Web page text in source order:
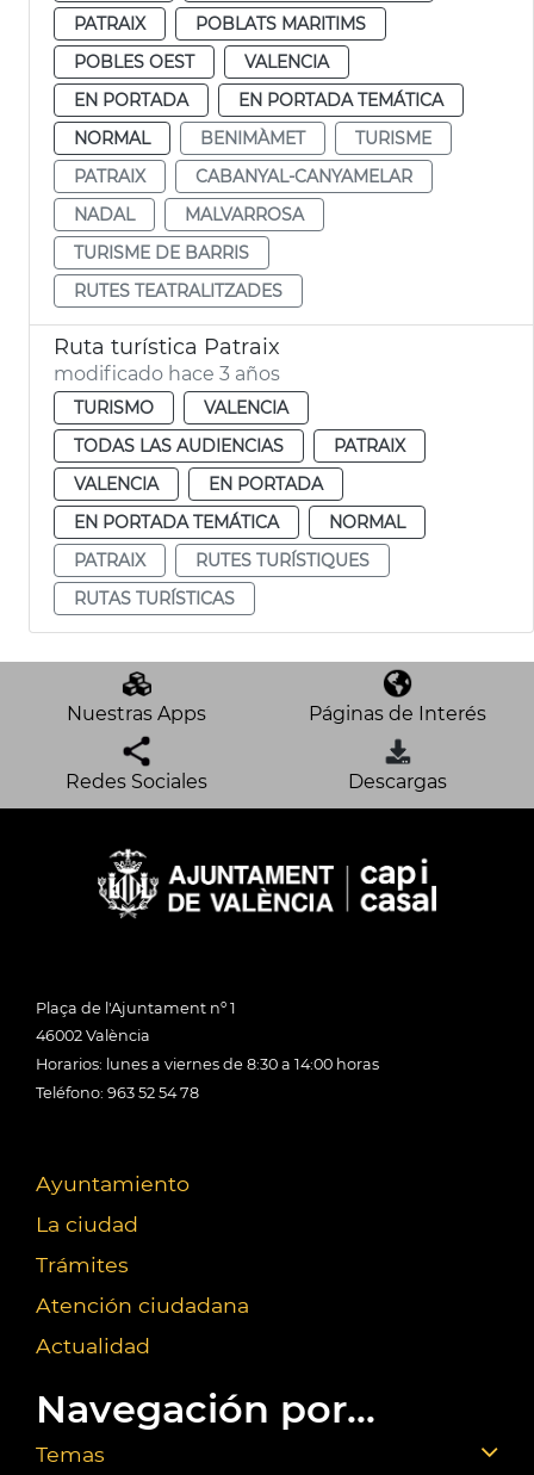
PATRAIX
POBLATS MARITIMS
POBLES OEST
VALENCIA
EN PORTADA
EN PORTADA TEMÁTICA
NORMAL
BENIMÀMET
TURISME
PATRAIX
CABANYAL-CANYAMELAR
NADAL
MALVARROSA
TURISME DE BARRIS
RUTES TEATRALITZADES
Ruta turística Patraix
modificado hace 3 años
TURISMO
VALENCIA
TODAS LAS AUDIENCIAS
PATRAIX
VALENCIA
EN PORTADA
EN PORTADA TEMÁTICA
NORMAL
PATRAIX
RUTES TURÍSTIQUES
RUTAS TURÍSTICAS
Nuestras Apps Páginas de Interés
Redes Sociales Descargas
Plaça de l'Ajuntament nº 1
46002 València
Horarios: lunes a viernes de 8:30 a 14:00 horas
Teléfono: 963 52 54 78
Ayuntamiento
La ciudad
Trámites
Atención ciudadana
Actualidad
Navegación por...
Temas